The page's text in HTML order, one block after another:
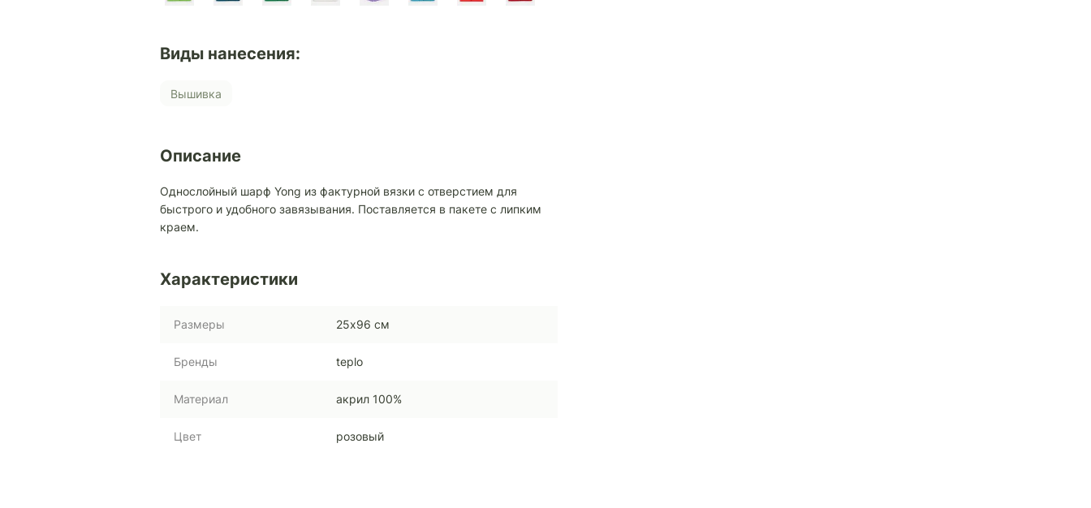
Виды нанесения:
Вышивка
Описание
Однослойный шарф Yong из фактурной вязки с отверстием для
быстрого и удобного завязывания. Поставляется в пакете с липким
краем.
Характеристики
Размеры 25х96 см
Бренды teplo
Материал акрил 100%
Цвет розовый